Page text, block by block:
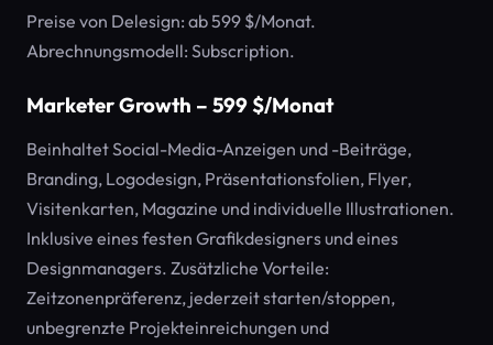
Preise von Delesign: ab 599 $/Monat.
Abrechnungsmodell: Subscription.
Marketer Growth – 599 $/Monat
Beinhaltet Social-Media-Anzeigen und -Beiträge,
Branding, Logodesign, Präsentationsfolien, Flyer,
Visitenkarten, Magazine und individuelle Illustrationen.
Inklusive eines festen Grafikdesigners und eines
Designmanagers. Zusätzliche Vorteile:
Zeitzonenpräferenz, jederzeit starten/stoppen,
unbegrenzte Projekteinreichungen und